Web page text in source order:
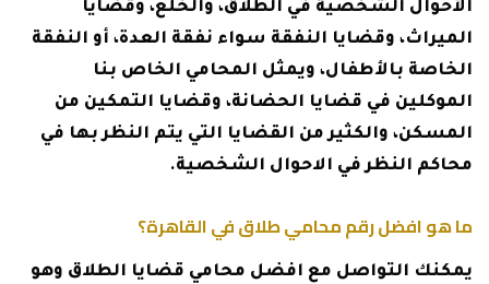
الأحوال الشخصية في الطلاق، والخلع، وقضايا
الميراث، وقضايا النفقة سواء نفقة العدة، أو النفقة
الخاصة بالأطفال، ويمثل المحامي الخاص بنا
الموكلين في قضايا الحضانة، وقضايا التمكين من
المسكن، والكثير من القضايا التي يتم النظر بها في
محاكم النظر في الاحوال الشخصية.
ما هو افضل رقم محامي طلاق في القاهرة؟
يمكنك التواصل مع افضل محامي قضايا الطلاق وهو